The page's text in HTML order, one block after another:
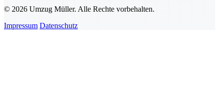
© 2026 Umzug Müller. Alle Rechte vorbehalten.
Impressum Datenschutz